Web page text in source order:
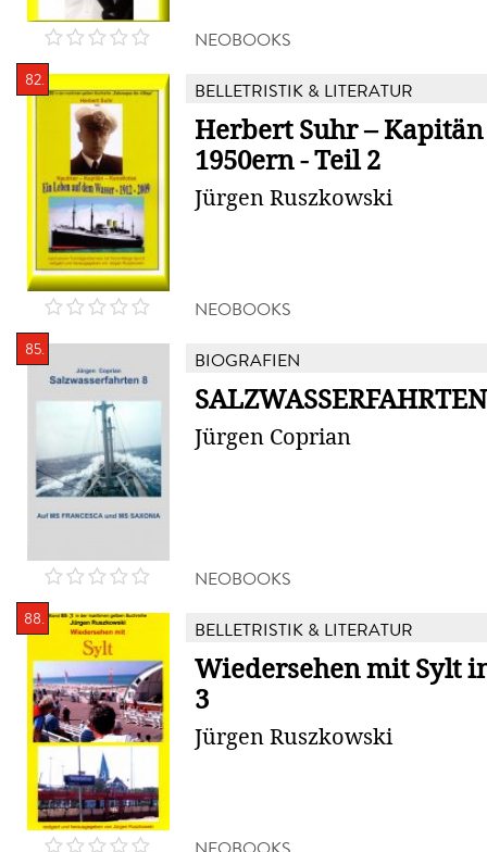
NEOBOOKS
82. BELLETRISTIK & LITERATUR
Herbert Suhr –
1950ern - Teil 2
Jürgen Ruszkowski
NEOBOOKS
85. BIOGRAFIEN
Jürgen Coprian
NEOBOOKS
88. BELLETRISTIK & LITERATUR
Wiedersehen mit Sylt
3
Jürgen Ruszkowski